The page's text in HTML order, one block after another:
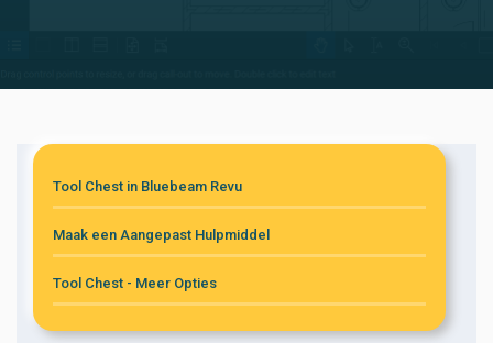
Tool Chest in Bluebeam Revu
Maak een Aangepast Hulpmiddel
Tool Chest - Meer Opties